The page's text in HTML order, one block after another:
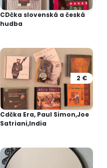
CDčka slovenská a česká
hudba
2 €
Cdčka Era, Paul Simon,Joe
Satriani,India